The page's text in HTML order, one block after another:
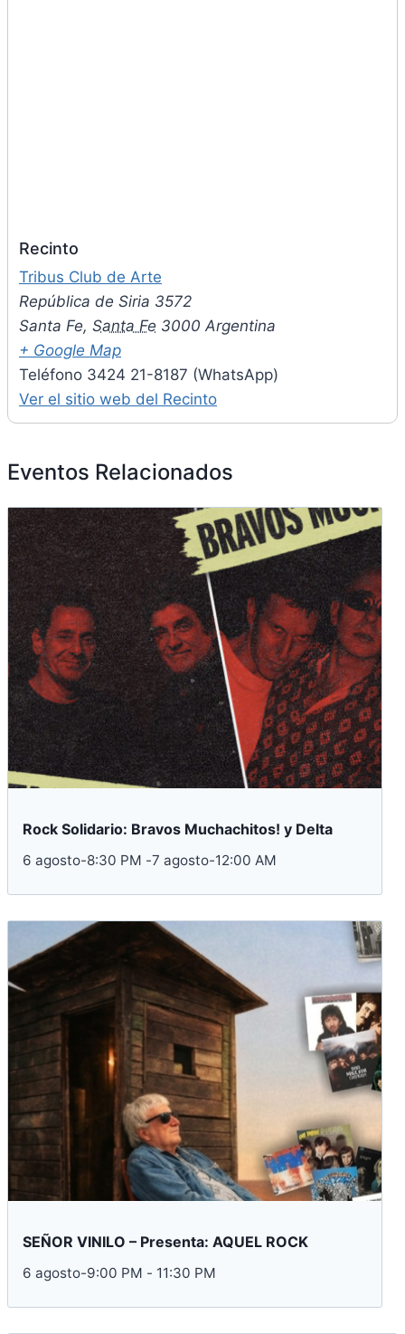
Recinto
Tribus Club de Arte
República de Siria 3572
Santa Fe, Santa Fe 3000 Argentina
+ Google Map
Teléfono 3424 21-8187 (WhatsApp)
Ver el sitio web del Recinto
Eventos Relacionados
Rock Solidario: Bravos Muchachitos! y Delta
6 agosto-8:30 PM -7 agosto-12:00 AM
SEÑOR VINILO – Presenta: AQUEL ROCK
6 agosto-9:00 PM - 11:30 PM